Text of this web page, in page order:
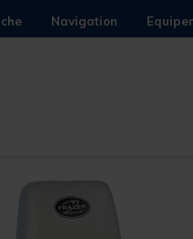
Navigation